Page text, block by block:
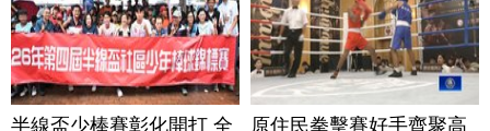
半線盃少棒賽彰化開打 全
原住民拳擊賽好手齊聚高